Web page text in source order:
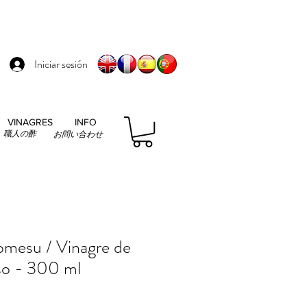
Iniciar sesión
VINAGRES INFO
職人の酢 お問い合わせ
/ Vinagre de
- 300 ml